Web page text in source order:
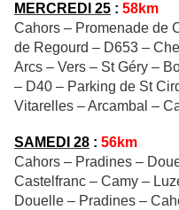
MERCREDI 25 : 58km
Cahors – Promenade de
de Regourd – D653 –
Arcs – Vers – St Géry –
– D40 – Parking de St
Vitarelles – Arcambal –
SAMEDI 28 : 56km
Cahors – Pradines –
Castelfranc – Camy –
Douelle – Pradines –